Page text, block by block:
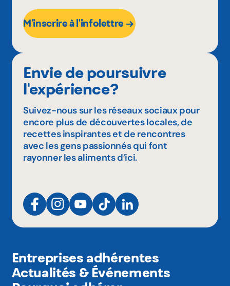
M'inscrire à l'infolettre
Envie de poursuivre
l'expérience?
Suivez-nous sur les réseaux sociaux pour
encore plus de découvertes locales, de
recettes inspirantes et de rencontres
avec les gens passionnés qui font
rayonner les aliments d’ici.
Entreprises adhérentes
Actualités & Événements